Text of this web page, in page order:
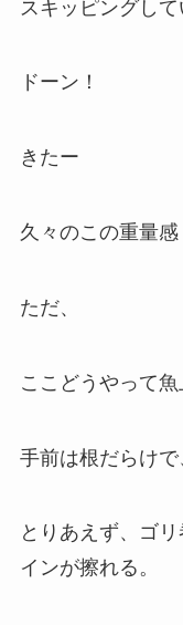
スキッピングして
ドーン！
きたー
久々のこの重量感
ただ、
ここどうやって
手前は根だらけで
とりあえず、ゴ
インが擦れる。